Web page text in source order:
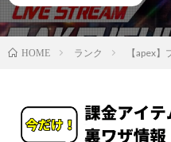
HOME ランク 【apex